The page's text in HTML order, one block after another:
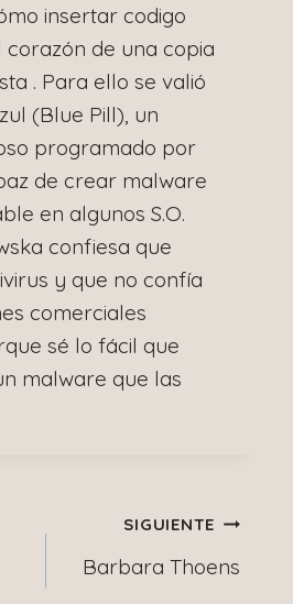
insertar codigo
corazón de una copia
. Para ello se valió
(Blue Pill), un
programado por
de crear malware
en algunos S.O.
confiesa que
y que no confía
comerciales
sé lo fácil que
malware que las
SIGUIENTE
Barbara Thoens